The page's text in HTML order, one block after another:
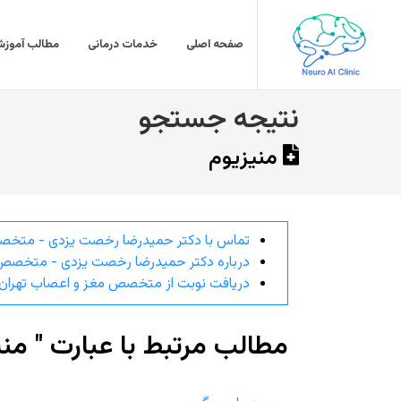
صفحه اصلی خدمات درمانی مطالب
نتیجه جستجو
منیزیوم
تماس با دکتر حمیدرضا رخصت یزدی -
درباره دکتر حمیدرضا رخصت یزدی -
دریافت نوبت از متخصص مغز و اعصاب
مطالب مرتبط با عبارت "